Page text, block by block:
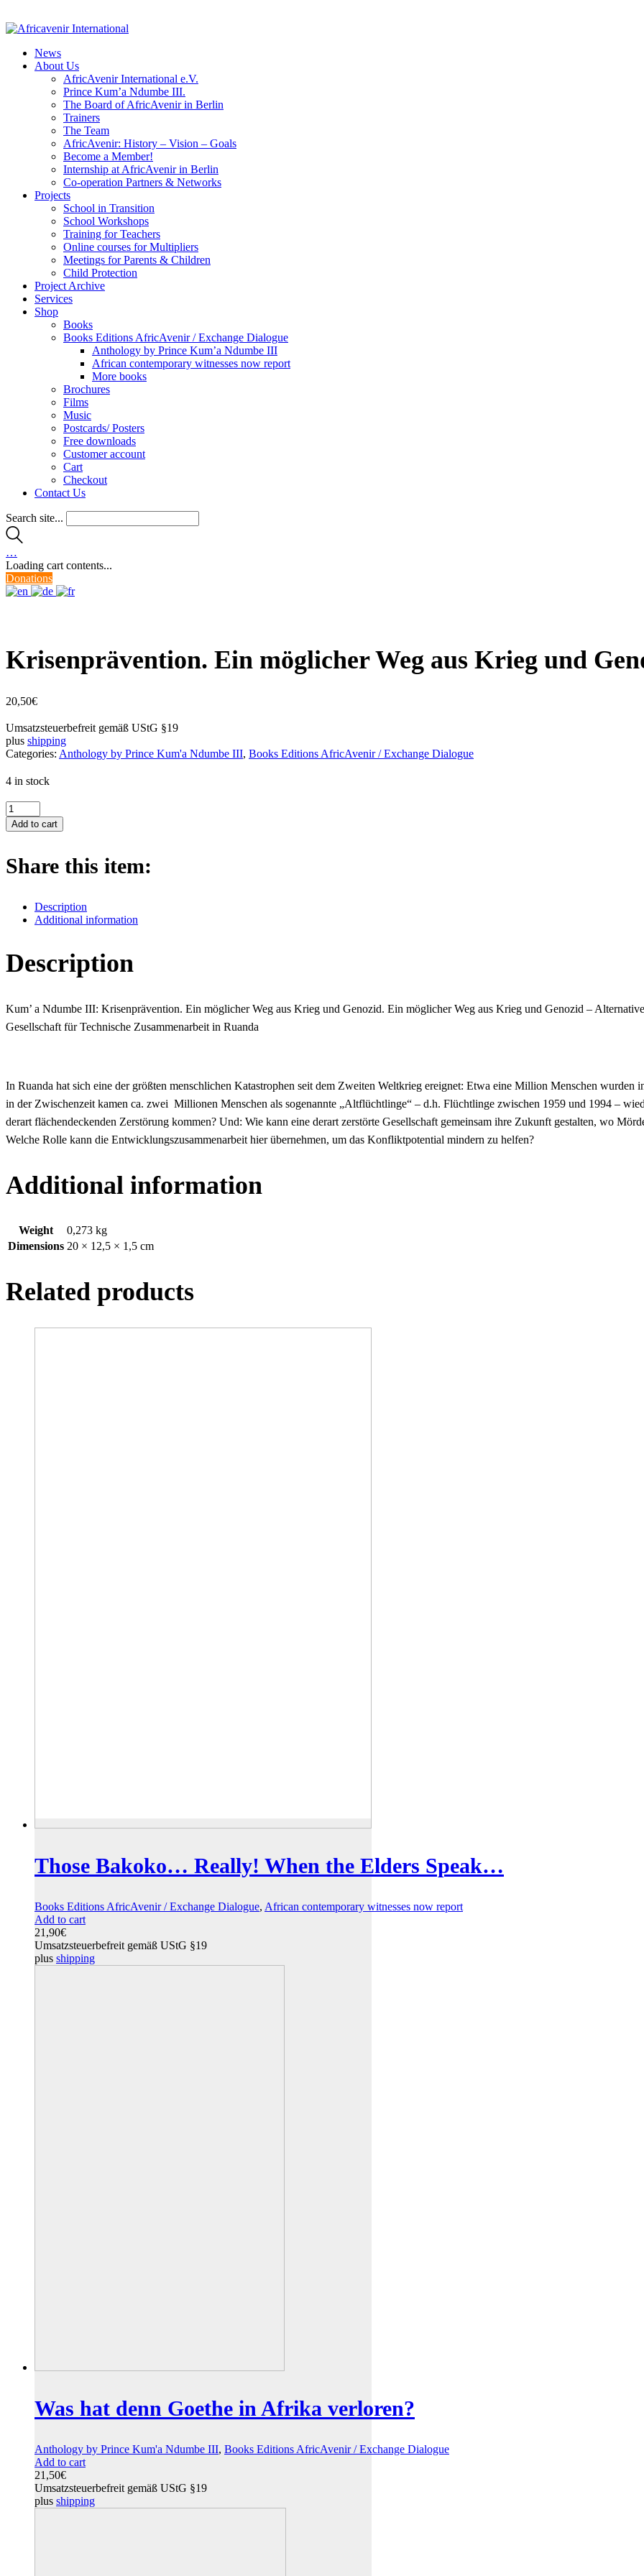
News
About Us
AfricAvenir International e.V.
Prince Kum’a Ndumbe III.
The Board of AfricAvenir in Berlin
Trainers
The Team
AfricAvenir: History – Vision – Goals
Become a Member!
Internship at AfricAvenir in Berlin
Co-operation Partners & Networks
Projects
School in Transition
School Workshops
Training for Teachers
Online courses for Multipliers
Meetings for Parents & Children
Child Protection
Project Archive
Services
Shop
Books
Books Editions AfricAvenir / Exchange Dialogue
Anthology by Prince Kum’a Ndumbe III
African contemporary witnesses now report
More books
Brochures
Films
Music
Postcards/ Posters
Free downloads
Customer account
Cart
Checkout
Contact Us
Search site...
…
Loading cart contents...
Donations
Krisenprävention. Ein möglicher Weg aus Krieg und
20,50€
Umsatzsteuerbefreit gemäß UStG §19
plus shipping
Categories: Anthology by Prince Kum'a Ndumbe III, Books Editions AfricAvenir / Exchange Dialogue
4 in stock
Krisenprävention.
Ein
möglicher
aus
Krieg
quantity
Add to cart
Share this item:
Description
Additional information
Description
Kum’ a Ndumbe III: Krisenprävention. Ein möglicher Weg aus Krieg und Genozid. Ein möglicher Weg aus Krieg und Genozid –
Gesellschaft für Technische Zusammenarbeit in Ruanda
In Ruanda hat sich eine der größten menschlichen Katastrophen seit dem Zweiten Weltkrieg ereignet: Etwa eine Million Menschen
in der Zwischenzeit kamen ca. zwei Millionen Menschen als sogenannte „Altflüchtlinge“ – d.h. Flüchtlinge zwischen 1959 und 1994 –
derart flächendeckenden Zerstörung kommen? Und: Wie kann eine derart zerstörte Gesellschaft gemeinsam ihre Zukunft gestalten, wo
Welche Rolle kann die Entwicklungszusammenarbeit hier übernehmen, um das Konfliktpotential mindern zu helfen?
Additional information
Weight
0,273 kg
Dimensions 20 × 12,5 × 1,5 cm
Related products
Those Bakoko… Really! When the Elders Speak…
Books Editions AfricAvenir / Exchange Dialogue, African contemporary witnesses now report
Add to cart
21,90€
Umsatzsteuerbefreit gemäß UStG §19
plus shipping
Was hat denn Goethe in Afrika verloren?
Anthology by Prince Kum'a Ndumbe III, Books Editions AfricAvenir / Exchange Dialogue
Add to cart
21,50€
Umsatzsteuerbefreit gemäß UStG §19
plus shipping